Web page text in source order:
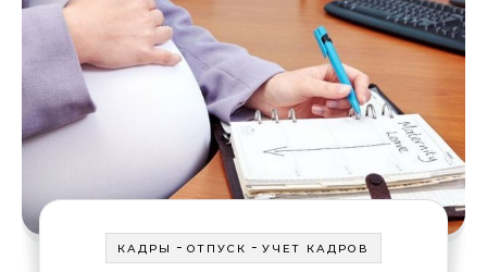
КАДРЫ - ОТПУСК - УЧЕТ КАДРОВ